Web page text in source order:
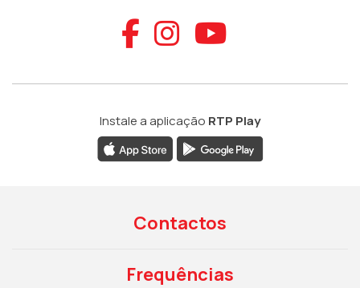
Aceder ao
Aceder ao
Aceder
Instale a aplicação RTP Play
Contactos
Frequências